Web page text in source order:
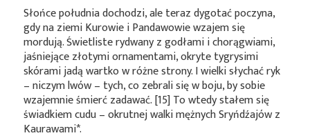
Słońce południa dochodzi, ale teraz dygotać poczyna,
gdy na ziemi Kurowie i Pandawowie wzajem się
mordują. Świetliste rydwany z godłami i chorągwiami,
jaśniejące złotymi ornamentami, okryte tygrysimi
skórami jadą wartko w różne strony. I wielki słychać ryk
– niczym lwów – tych, co zebrali się w boju, by sobie
wzajemnie śmierć zadawać. [15] To wtedy stałem się
świadkiem cudu – okrutnej walki mężnych Sryńdźajów z
Kaurawami*.